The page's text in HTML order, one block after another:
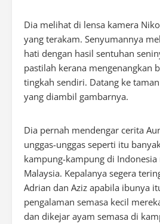
Dia melihat di lensa kamera
yang terakam. Senyumannya
hati dengan hasil sentuhan
pastilah kerana mengenangkan
tingkah sendiri. Datang ke
yang diambil gambarnya.
Dia pernah mendengar cerita
unggas-unggas seperti itu
kampung-kampung di
Malaysia. Kepalanya segera
Adrian dan Aziz apabila ibunya
pengalaman semasa kecil
dan dikejar ayam semasa di